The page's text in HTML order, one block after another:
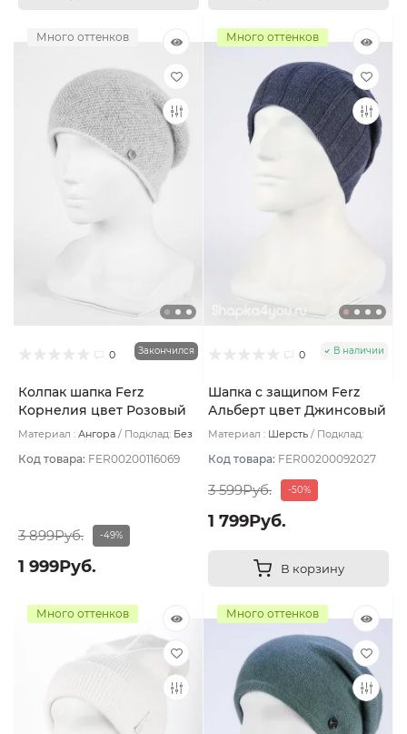
Много оттенков
0 Закончился
Колпак шапка Ferz
Корнелия цвет Розовый
светлый
Материал : Ангора Подклад: Без
Код товара: FER00200116069
3 899Руб. -49%
1 999Руб.
Много оттенков
0 В наличии
Шапка с защипом Ferz
Альберт цвет Джинсовый
Материал : Шерсть
Подклад:
Код товара: FER00200092027
3 599Руб. -50%
1 799Руб.
В корзину
Много оттенков Много оттенков